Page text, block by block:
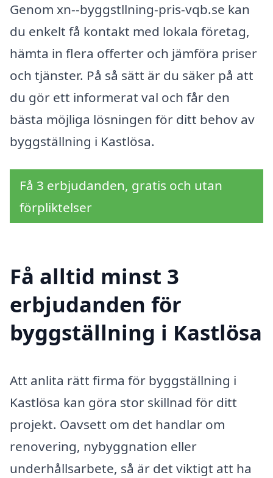
Genom xn--byggstllning-pris-vqb.se kan
du enkelt få kontakt med lokala företag,
hämta in flera offerter och jämföra priser
och tjänster. På så sätt är du säker på att
du gör ett informerat val och får den
bästa möjliga lösningen för ditt behov av
byggställning i Kastlösa.
Få 3 erbjudanden, gratis och utan
förpliktelser
Få alltid minst 3
erbjudanden för
byggställning i Kastlösa
Att anlita rätt firma för byggställning i
Kastlösa kan göra stor skillnad för ditt
projekt. Oavsett om det handlar om
renovering, nybyggnation eller
underhållsarbete, så är det viktigt att ha